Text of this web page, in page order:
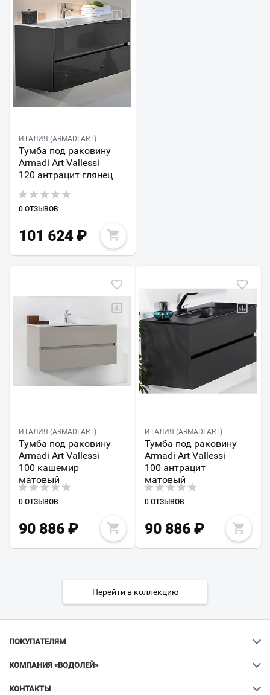
ИТАЛИЯ (ARMADI ART)
Тумба под раковину
Armadi Art Vallessi
120 антрацит глянец
0 ОТЗЫВОВ
101 624 ₽
ИТАЛИЯ (ARMADI ART)
Тумба под раковину
Armadi Art Vallessi
100 кашемир
матовый
0 ОТЗЫВОВ
90 886 ₽
ИТАЛИЯ (ARMADI ART)
Тумба под раковину
Armadi Art Vallessi
100 антрацит
матовый
0 ОТЗЫВОВ
90 886₽
Перейти в коллекцию
ПОКУПАТЕЛЯМ
КОМПАНИЯ «ВОДОЛЕЙ»
КОНТАКТЫ